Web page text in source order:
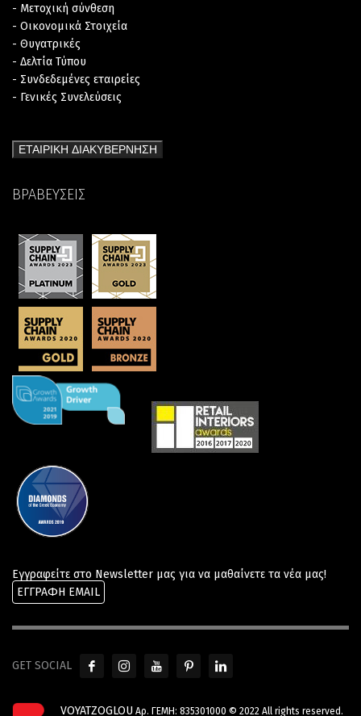
- Μετοχική σύνθεση
- Οικονομικά Στοιχεία
- Θυγατρικές
- Δελτία Τύπου
- Συνδεδεμένες εταιρείες
- Γενικές Συνελεύσεις
ΕΤΑΙΡΙΚΗ ΔΙΑΚΥΒΕΡΝΗΣΗ
ΒΡΑΒΕΥΣΕΙΣ
Εγγραφείτε στο Newsletter μας για να μαθαίνετε τα νέα μας!
ΕΓΓΡΑΦΗ EMAIL
GET SOCIAL
VOYATZOGLOU Αρ. ΓΕΜΗ: 835301000 © 2022 All rights reserved.